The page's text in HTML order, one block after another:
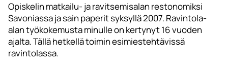
Opiskelin matkailu- ja ravitsemisalan restonomiksi
Savoniassa ja sain paperit syksyllä 2007. Ravintola-
alan työkokemusta minulle on kertynyt 16 vuoden
ajalta. Tällä hetkellä toimin esimiestehtävissä
ravintolassa.